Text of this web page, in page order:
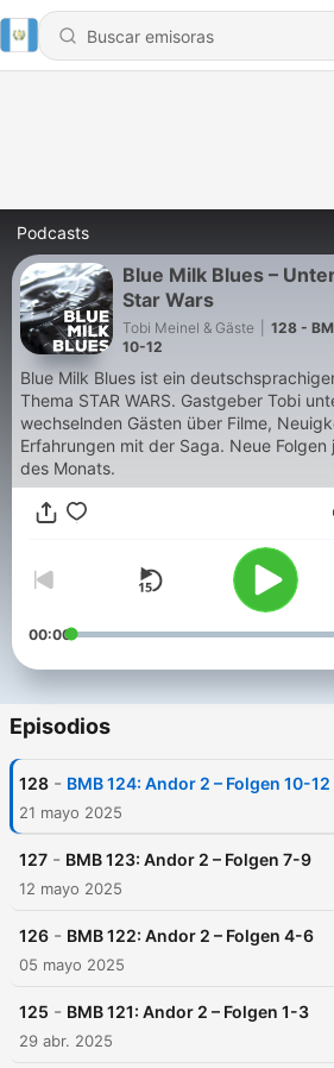
Podcasts
Blue Milk Blues –
Star Wars
Tobi Meinel & Gäste
128 -
10-12
Blue Milk Blues ist ein
Thema STAR WARS. Gastgeber Tobi
wechselnden Gästen über Filme,
Erfahrungen mit der Saga. Neue
des Monats.
00:00
Episodios
128 - BMB 124: Andor 2 – Folgen 10-12
21 mayo 2025
127 - BMB 123: Andor 2 – Folgen 7-9
12 mayo 2025
126 - BMB 122: Andor 2 – Folgen 4-6
05 mayo 2025
125 - BMB 121: Andor 2 – Folgen 1-3
29 abr. 2025